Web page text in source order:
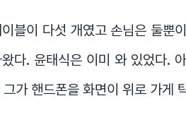
블이 다섯 개였고 손님은 둘뿐
다. 윤태식은 이미 와 있었다.
가 핸드폰을 화면이 위로 가게